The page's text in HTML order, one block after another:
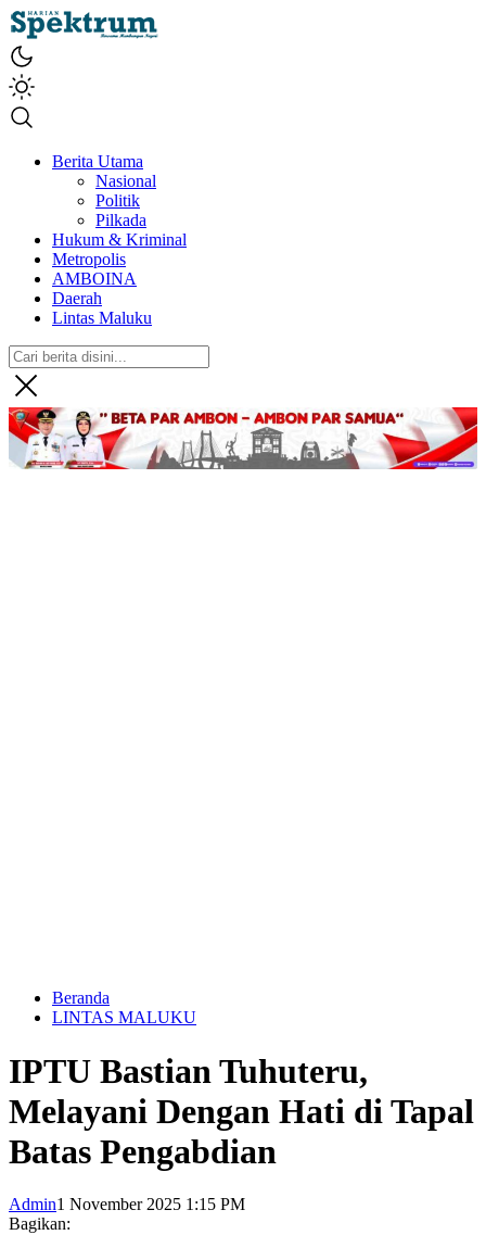
spektrumonline.com
Berita Utama
Nasional
Politik
Pilkada
Hukum & Kriminal
Metropolis
AMBOINA
Daerah
Lintas Maluku
Beranda
LINTAS MALUKU
IPTU Bastian Tuhuteru,
Melayani Dengan Hati di Tapal
Batas Pengabdian
Admin1 November 2025 1:15 PM
Bagikan: